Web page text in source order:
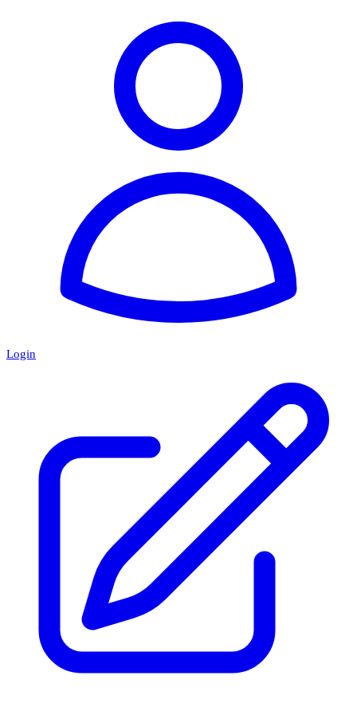
Login